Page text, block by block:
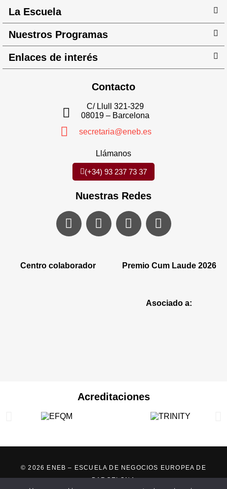
La Escuela
Nuestros Programas
Enlaces de interés
Contacto
C/ Llull 321-329
08019 – Barcelona
secretaria@eneb.es
Llámanos
(+34) 93 237 73 37
Nuestras Redes
Centro colaborador Premio Cum Laude 2026
Asociado a:
Acreditaciones
© 2026 ENEB – ESCUELA DE NEGOCIOS EUROPEA DE
BARCELONA